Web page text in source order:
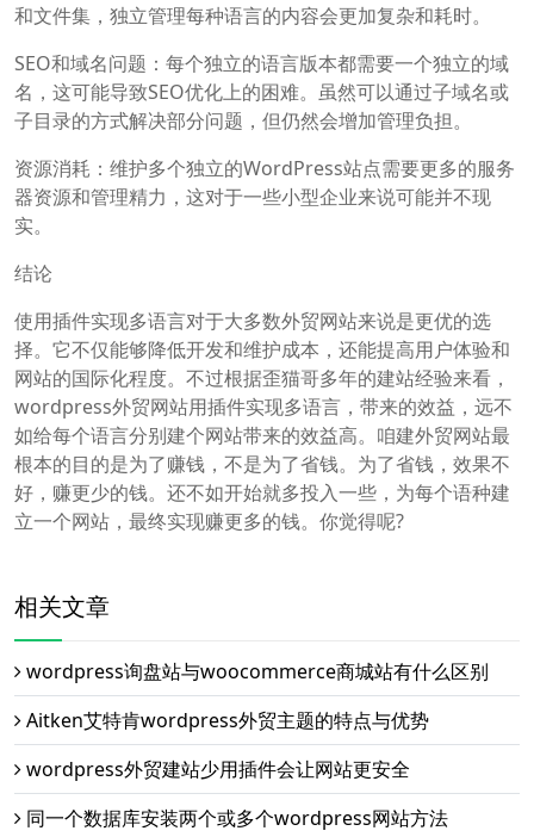
和文件集，独立管理每种语言的内容会更加复杂和耗时。
SEO和域名问题：每个独立的语言版本都需要一个独立的域
名，这可能导致SEO优化上的困难。虽然可以通过子域名或
子目录的方式解决部分问题，但仍然会增加管理负担。
资源消耗：维护多个独立的WordPress站点需要更多的服务
器资源和管理精力，这对于一些小型企业来说可能并不现
实。
结论
使用插件实现多语言对于大多数外贸网站来说是更优的选
择。它不仅能够降低开发和维护成本，还能提高用户体验和
网站的国际化程度。不过根据歪猫哥多年的建站经验来看，
wordpress外贸网站用插件实现多语言，带来的效益，远不
如给每个语言分别建个网站带来的效益高。咱建外贸网站最
根本的目的是为了赚钱，不是为了省钱。为了省钱，效果不
好，赚更少的钱。还不如开始就多投入一些，为每个语种建
立一个网站，最终实现赚更多的钱。你觉得呢?
相关文章
wordpress询盘站与woocommerce商城站有什么区别
Aitken艾特肯wordpress外贸主题的特点与优势
wordpress外贸建站少用插件会让网站更安全
同一个数据库安装两个或多个wordpress网站方法